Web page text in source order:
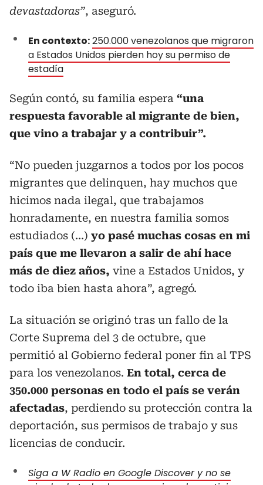
devastadoras”, aseguró.
En contexto:250.000 venezolanos que migraron
a Estados Unidos pierden hoy su permiso de
estadía
Según contó, su familia espera “una
respuesta favorable al migrante de bien,
que vino a trabajar y a contribuir”.
“No pueden juzgarnos a todos por los pocos
migrantes que delinquen, hay muchos que
hicimos nada ilegal, que trabajamos
honradamente, en nuestra familia somos
estudiados (…) yo pasé muchas cosas en mi
país que me llevaron a salir de ahí hace
más de diez años, vine a Estados Unidos, y
todo iba bien hasta ahora”, agregó.
La situación se originó tras un fallo de la
Corte Suprema del 3 de octubre, que
permitió al Gobierno federal poner fin al TPS
para los venezolanos. En total, cerca de
350.000 personas en todo el país se verán
afectadas, perdiendo su protección contra la
deportación, sus permisos de trabajo y sus
licencias de conducir.
Siga a W Radio en Google Discover y no se